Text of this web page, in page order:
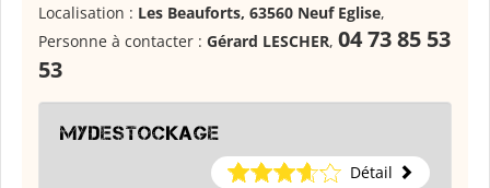
Localisation : Les Beauforts, 63560 Neuf Eglise,
Personne à contacter : Gérard LESCHER, 04 73 85 53
53
Mydestockage
Détail